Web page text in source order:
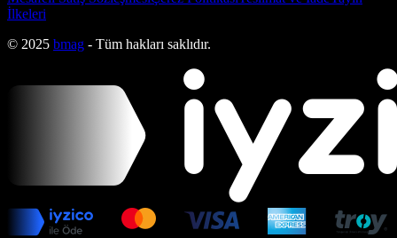
İlkeleri
© 2025 bmag - Tüm hakları saklıdır.